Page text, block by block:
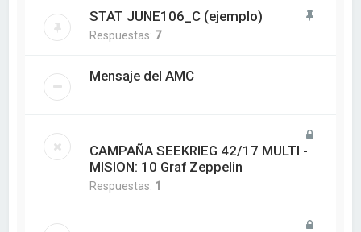
STAT JUNE106_C (ejemplo)
Respuestas: 7
Mensaje del AMC
CAMPAÑA SEEKRIEG 42/17 MULTI -
MISION: 10 Graf Zeppelin
Respuestas: 1